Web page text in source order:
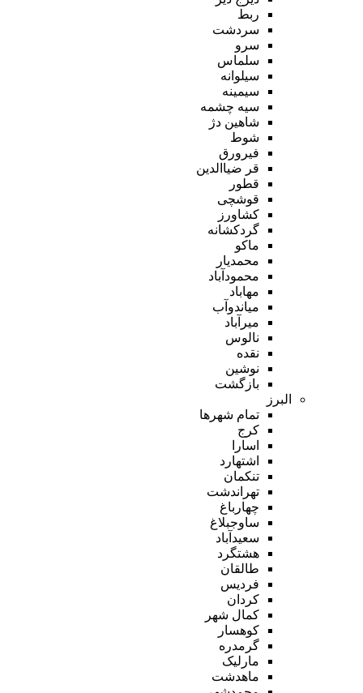
ربط
سردشت
سرو
سلماس
سیلوانه
سیمینه
سیه چشمه
شاهین دژ
شوط
فیرورق
قر ضیاالدین
قطور
قوشچی
کشاورز
گردکشانه
ماکو
محمدیار
محمودآباد
مهاباد
میاندوآب
میرآباد
نالوس
نقده
نوشین
بازگشت
البرز
تمام شهر‌ها
کرج
اسارا
اشتهارد
تنکمان
تهراندشت
چهارباغ
ساوجبلاغ
سعیدآباد
هشتگرد
طالقان
فردیس
کردان
کمال شهر
کوهسار
گرمدره
مارلیک
ماهدشت